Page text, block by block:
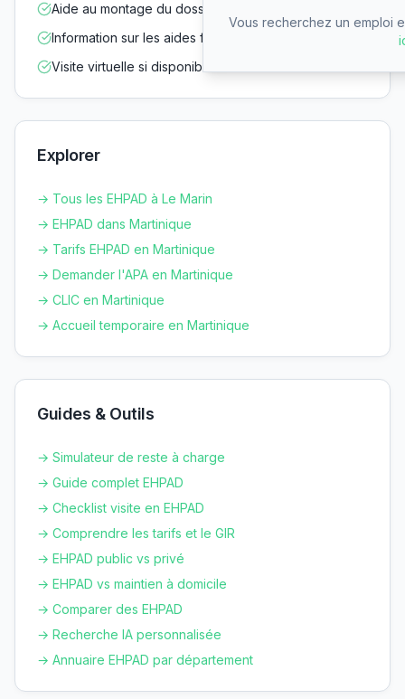
Aide au montage du dossier d'admission
Information sur les aides financières
Visite virtuelle si disponible
Explorer
→ Tous les EHPAD à Le Marin
→ EHPAD dans Martinique
→ Tarifs EHPAD en Martinique
→ Demander l'APA en Martinique
→ CLIC en Martinique
→ Accueil temporaire en Martinique
Guides & Outils
→ Simulateur de reste à charge
→ Guide complet EHPAD
→ Checklist visite en EHPAD
→ Comprendre les tarifs et le GIR
→ EHPAD public vs privé
→ EHPAD vs maintien à domicile
→ Comparer des EHPAD
→ Recherche IA personnalisée
→ Annuaire EHPAD par département
Vous recherchez un emploi